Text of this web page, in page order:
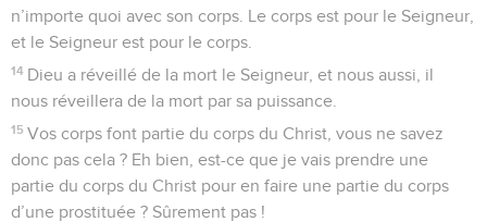
n’importe quoi avec son corps. Le corps est pour le Seigneur,
et le Seigneur est pour le corps.
14 Dieu a réveillé de la mort le Seigneur, et nous aussi, il
nous réveillera de la mort par sa puissance.
15 Vos corps font partie du corps du Christ, vous ne savez
donc pas cela ? Eh bien, est-ce que je vais prendre une
partie du corps du Christ pour en faire une partie du corps
d’une prostituée ? Sûrement pas !